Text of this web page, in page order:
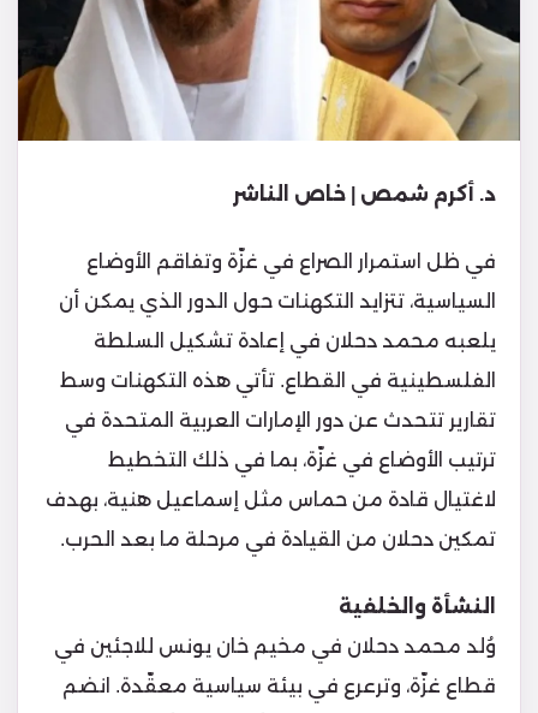
د. أكرم شمص | خاص الناشر
في ظل استمرار الصراع في غزّة وتفاقم الأوضاع
السياسية، تتزايد التكهنات حول الدور الذي يمكن أن
يلعبه محمد دحلان في إعادة تشكيل السلطة
الفلسطينية في القطاع. تأتي هذه التكهنات وسط
تقارير تتحدث عن دور الإمارات العربية المتحدة في
ترتيب الأوضاع في غزّة، بما في ذلك التخطيط
لاغتيال قادة من حماس مثل إسماعيل هنية، بهدف
تمكين دحلان من القيادة في مرحلة ما بعد الحرب.
النشأة والخلفية
وُلد محمد دحلان في مخيم خان يونس للاجئين في
قطاع غزّة، وترعرع في بيئة سياسية معقّدة. انضم